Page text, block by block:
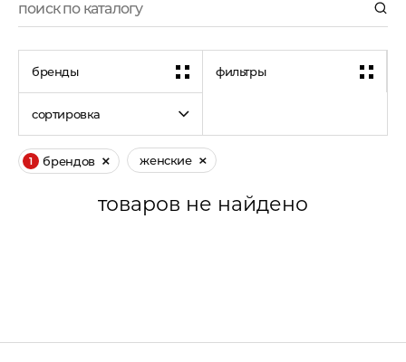
бренды фильтры
сортировка
1 брендов женские
товаров не найдено